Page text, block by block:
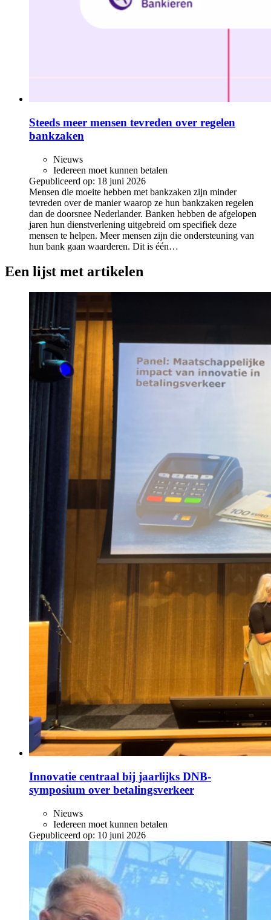
Steeds meer mensen tevreden over regelen
bankzaken
Nieuws
Iedereen moet kunnen betalen
Gepubliceerd op: 18 juni 2026
Mensen die moeite hebben met bankzaken zijn minder
tevreden over de manier waarop ze hun bankzaken regelen
dan de doorsnee Nederlander. Banken hebben de afgelopen
jaren hun dienstverlening uitgebreid om specifiek deze
mensen te helpen. Meer mensen zijn die ondersteuning van
hun bank gaan waarderen. Dit is één…
Een lijst met artikelen
Innovatie centraal bij jaarlijks DNB-
symposium over betalingsverkeer
Nieuws
Iedereen moet kunnen betalen
Gepubliceerd op: 10 juni 2026